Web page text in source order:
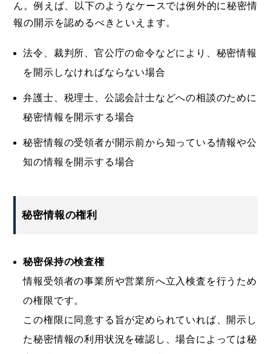
ん。例えば、以下のようなケースでは例外的に秘密情
報の開示を認めるべきといえます。
法令、裁判所、官公庁の命令などにより、秘密情報
を開示しなければならない場合
弁護士、税理士、公認会計士などへの相談のために
秘密情報を開示する場合
秘密情報の受領者が開示前から知っている情報や公
知の情報を開示する場合
秘密情報の権利
秘密保持の検査権
情報受領者の事業所や営業所へ立入検査を行うため
の権限です。
この権限に同意する旨が定められていれば、開示し
た秘密情報の利用状況を確認し、場合によっては秘